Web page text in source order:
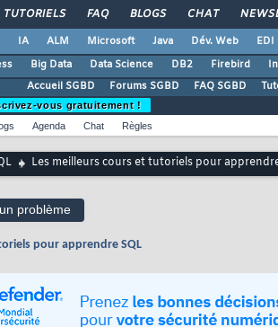
TUTORIELS FAQ BLOGS CHAT
IA ALM Microsoft Java Dév. Web EDI
Big Data Data Science DB2 Firebird
Accueil SGBD
Forums SGBD FAQ SGBD
vous gratuitement !
Agenda Chat Règles
Les meilleurs cours et tutoriels pour
problème
pour apprendre SQL